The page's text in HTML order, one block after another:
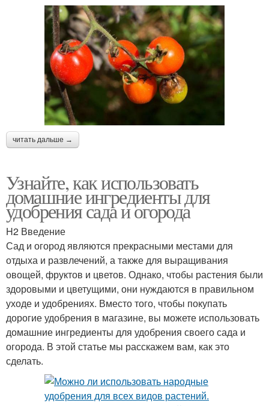
читать дальше →
Узнайте, как использовать
домашние ингредиенты для
удобрения сада и огорода
H2 Введение
Сад и огород являются прекрасными местами для
отдыха и развлечений, а также для выращивания
овощей, фруктов и цветов. Однако, чтобы растения были
здоровыми и цветущими, они нуждаются в правильном
уходе и удобрениях. Вместо того, чтобы покупать
дорогие удобрения в магазине, вы можете использовать
домашние ингредиенты для удобрения своего сада и
огорода. В этой статье мы расскажем вам, как это
сделать.